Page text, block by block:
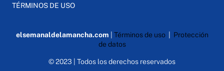
TÉRMINOS DE USO
elsemanaldelamancha.com Términos de uso| Protección
de datos
© 2023 | Todos los derechos reservados